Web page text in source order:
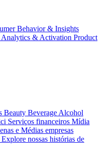
Behavior & Insights
Analytics & Activation Product
Beauty Beverage Alcohol
Serviços financeiros Mídia
e Médias empresas
Explore nossas histórias de